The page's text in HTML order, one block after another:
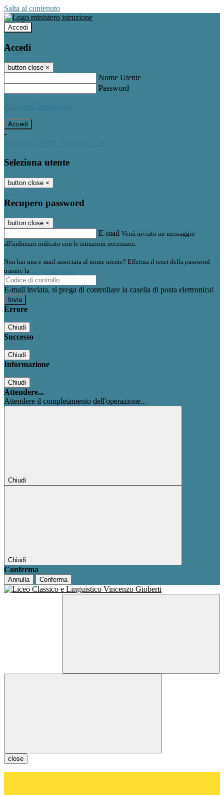
Salta al contenuto
Accedi
Accedi
button close ×
Nome Utente
Password
-
Seleziona utente
button close ×
Recupero password
button close ×
E-mail Verrà inviato un messaggio
all'indirizzo indicato con le istruzioni necessarie.
Non hai una e-mail associata al nome utente? Effettua il reset della password
tramite la
E-mail inviata, si prega di controllare la casella di posta elettronica!
Errore
Chiudi
Successo
Chiudi
Informazione
Chiudi
Attendere...
Attendere il completamento dell'operazione...
Chiudi
Chiudi
Conferma
Annulla Conferma
close